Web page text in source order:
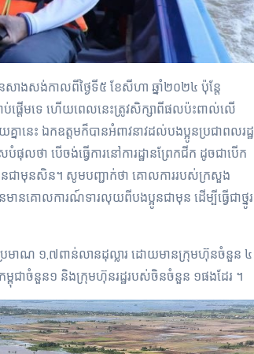
នសាងសង់​កាលពី​ថ្ងៃទី៥ ខែសីហា ឆ្នាំ២០២៤ ​ប៉ុន្តែ
ផ្ដើម​ទេ ហើយពេលនេះត្រូវ​សិក្សា​ពី​ផលប៉ះពាល់​លើ​
នេះ ឯកឧ​ត្ត​ម​ក៏​បាន​អំពា​វនាវ​ដល់​បងប្អូនប្រជាពលរដ្ឋ​
ា បើចង់ធ្វើការ​នៅការដ្ឋាន​ព្រែកជីក ដូចជា​បើក​
នជាមុនសិន។ សូមបញ្ជាក់ថា គោលការ​របស់​ក្រសួង​
នគោល​ការណ៍ទារ​លុយ​ពី​បងប្អូន​ជាមុន ដើម្បីធ្វើជាថ្នូរ
រមាណ ១,៧​ពាន់​លានដុល្លារ ដោយ​មានក្រុ​ម​ហ៊ុ​ន​ចំ​នួ​ន ​​​​៤
ជា​ចំនួន​១​ និងក្រុមហ៊ុន​រដ្ឋ​របស់​ចិន​ចំនួន ១​ផងដែរ ។